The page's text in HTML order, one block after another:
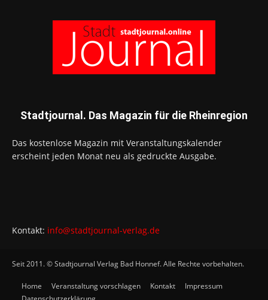
Stadtjournal. Das Magazin für die Rheinregion
Das kostenlose Magazin mit Veranstaltungskalender
erscheint jeden Monat neu als gedruckte Ausgabe.
Kontakt: info@stadtjournal-verlag.de
Seit 2011. © Stadtjournal Verlag Bad Honnef. Alle Rechte vorbehalten.
Home Veranstaltung vorschlagen Kontakt
Impressum